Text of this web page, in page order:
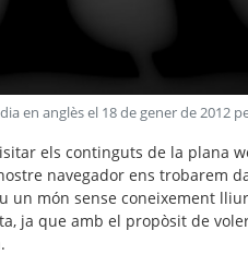
en anglès el 18 de gener de 2012
els continguts de la plana
navegador ens trobarem
un món sense coneixement
, ja que amb el propòsit de
.